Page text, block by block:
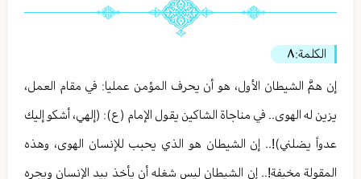
الكلمة:٨
إن همَّ الشيطان الأول، هو أن يحرف المؤمن عمليا: في مقام العمل،
يزين له الهوى.. في مناجاة الشاكين يقول الإمام (ع): (إلهي، أشكو إليك
عدواً يضلني)!.. إن الشيطان هو الذي يحبب للإنسان الهوى، وهذه
المقولة مخيفة!.. إن الشيطان ليس شغله أن يأخذ بيد الإنسان ويجره